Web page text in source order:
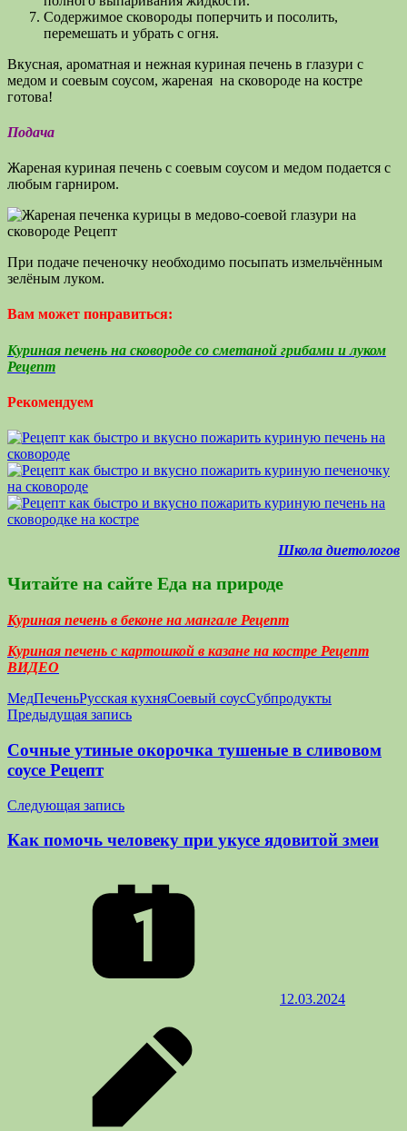
Содержимое сковороды поперчить и посолить,
перемешать и убрать с огня.
Вкусная, ароматная и нежная куриная печень в глазури с
медом и соевым соусом, жареная на сковороде на костре
готова!
Подача
Жареная куриная печень с соевым соусом и медом подается с
любым гарниром.
При подаче печеночку необходимо посыпать измельчённым
зелёным луком.
Вам может понравиться:
Куриная печень на сковороде со сметаной грибами и луком
Рецепт
Рекомендуем
Школа диетологов
Читайте на сайте Еда на природе
Куриная печень в беконе на мангале Рецепт
Куриная печень с картошкой в казане на костре Рецепт
ВИДЕО
МедПеченьРусская кухняСоевый соусСубпродукты
Навигация
по
записям
Предыдущая запись
Сочные утиные окорочка тушеные в сливовом
соусе Рецепт
Следующая запись
Как помочь человеку при укусе ядовитой змеи
12.03.2024